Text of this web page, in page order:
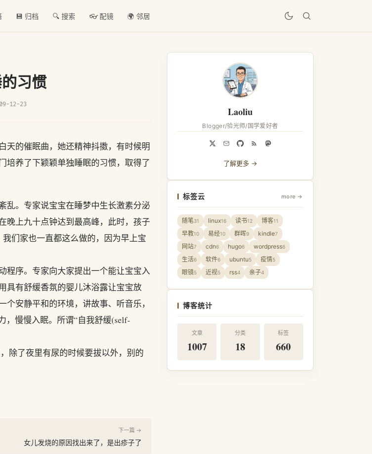
💾 归档 🔍 搜索 👓 配镜 🌍 邻居
习惯
12-23
天的催眠曲，她还精神抖擞，有时候明
培养了下颖颖单独睡眠的习惯，取得了
乱。专家说宝宝在睡梦中生长激素分泌
晚上九十点钟达到最高峰，此时，孩子
们家也一直都这么做的，因为早上宝
程序。专家向大家提出一个能让宝宝入
具有舒缓香氛的婴儿沐浴露让宝宝放
安静平和的环境，讲故事、听音乐，
，慢慢入眠。所谓“自我舒缓(self-
除了夜里有尿的时候要拔以外，别的
下一篇 →
女儿发烧的原因找出来了，是出疹子了
Laoliu
Blogger/验光师/国学爱好者
了解更多 →
标签云 more →
随笔31 linux16 读书12 博客11
早教10 易经10 群晖9 kindle7
网站7 cdn6 hugo6 wordpress6
生活6 软件6 ubuntu5 疫情5
眼镜5 近视5 rss4 亲子4
博客统计
文章
1007
分类
18
标签
660